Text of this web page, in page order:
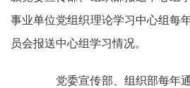
事业单位党组织理论学习中心组每
员会报送中心组学习情况。
党委宣传部、组织部每年通